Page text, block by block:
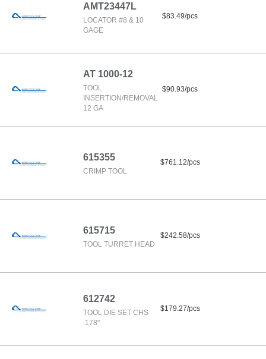
AMT23447L
LOCATOR #8 & 10
GAGE
$83.49/pcs
AT 1000-12
TOOL
INSERTION/REMOVAL
12 GA
$90.93/pcs
615355
CRIMP TOOL
$761.12/pcs
615715
TOOL TURRET HEAD
$242.58/pcs
612742
TOOL DIE SET CHS
.178"
$179.27/pcs